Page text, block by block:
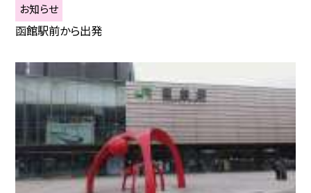
お知らせ
函館駅前から出発